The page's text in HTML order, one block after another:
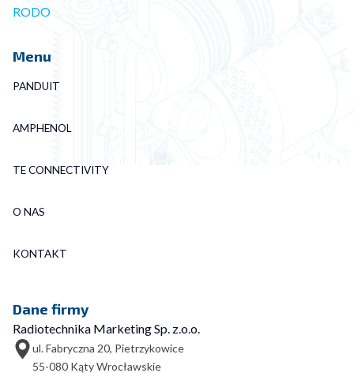
RODO
Menu
PANDUIT
AMPHENOL
TE CONNECTIVITY
O NAS
KONTAKT
Dane firmy
Radiotechnika Marketing Sp. z.o.o.
ul. Fabryczna 20, Pietrzykowice
55-080 Kąty Wrocławskie